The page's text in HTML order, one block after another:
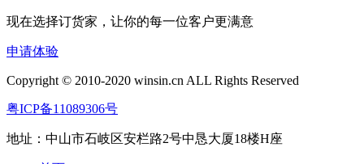
现在选择订货家，让你的每一位客户更满意
申请体验
Copyright © 2010-2020 winsin.cn ALL Rights Reserved
粤ICP备11089306号
地址：中山市石岐区安栏路2号中恳大厦18楼H座